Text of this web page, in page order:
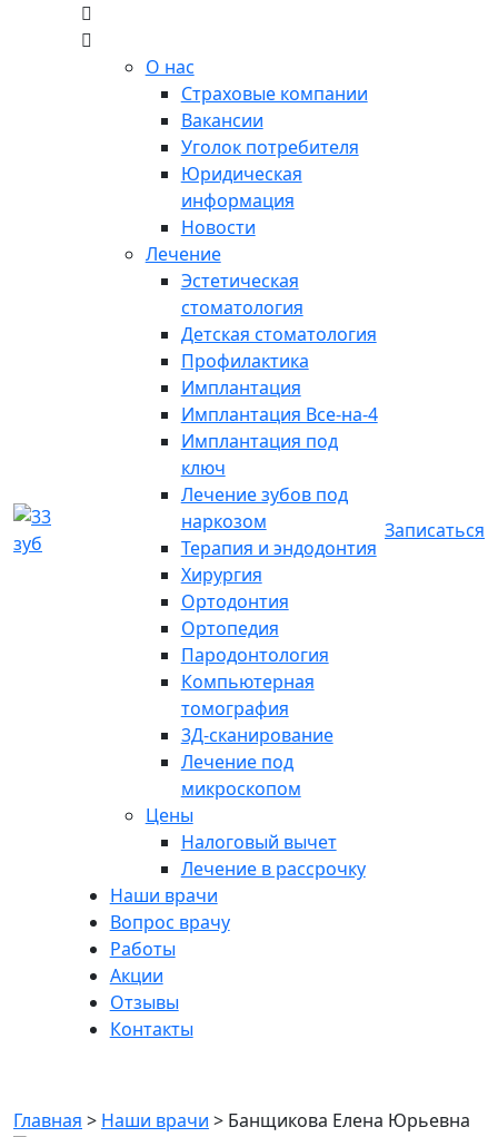
О нас
Страховые компании
Вакансии
Уголок потребителя
Юридическая
информация
Новости
Лечение
Эстетическая
стоматология
Детская стоматология
Профилактика
Имплантация
Имплантация Все-на-4
Имплантация под
ключ
Лечение зубов под
наркозом
Терапия и эндодонтия
Хирургия
Ортодонтия
Ортопедия
Пародонтология
Компьютерная
томография
3Д-сканирование
Лечение под
микроскопом
Цены
Налоговый вычет
Лечение в рассрочку
Наши врачи
Вопрос врачу
Работы
Акции
Отзывы
Контакты
Записаться
Главная > Наши врачи > Банщикова Елена Юрьевна